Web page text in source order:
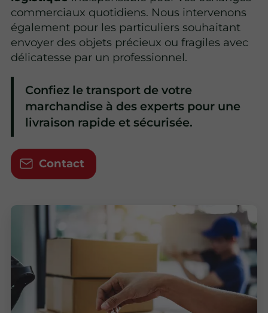
commerciaux quotidiens. Nous intervenons
également pour les particuliers souhaitant
envoyer des objets précieux ou fragiles avec
délicatesse par un professionnel.
Confiez le transport de votre
marchandise à des experts pour une
livraison rapide et sécurisée.
Contact